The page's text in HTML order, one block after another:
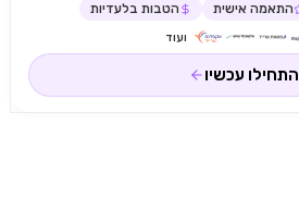
התאמה אישית הטבות בלעדיות
ועוד
התחילו עכשיו